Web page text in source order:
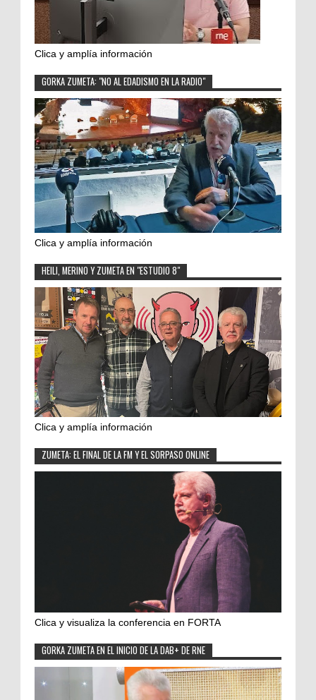
Clica y amplía información
GORKA ZUMETA: "NO AL EDADISMO EN LA RADIO"
Clica y amplía información
HEILI, MERINO Y ZUMETA EN "ESTUDIO 8"
Clica y amplía información
ZUMETA: EL FINAL DE LA FM Y EL SORPASO ONLINE
Clica y visualiza la conferencia en FORTA
GORKA ZUMETA EN EL INICIO DE LA DAB+ DE RNE